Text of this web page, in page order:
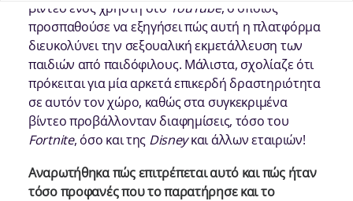
βίντεο ενός χρήστη στο YouΤube, ο οποίος
προσπαθούσε να εξηγήσει πώς αυτή η πλατφόρμα
διευκολύνει την σεξουαλική εκμετάλλευση των
παιδιών από παιδόφιλους. Μάλιστα, σχολίαζε ότι
πρόκειται για μία αρκετά επικερδή δραστηριότητα
σε αυτόν τον χώρο, καθώς στα συγκεκριμένα
βίντεο προβάλλονταν διαφημίσεις, τόσο του
Fortnite, όσο και της Disneyκαι άλλων εταιριών!
Αναρωτήθηκα πώς επιτρέπεται αυτό και πώς ήταν
τόσο προφανές που το παρατήρησε και το